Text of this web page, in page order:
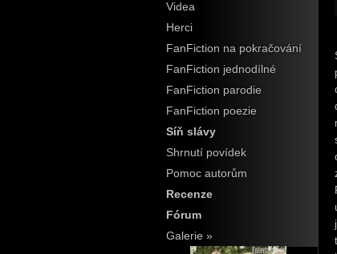
Videa
Herci
FanFiction na pokračování
FanFiction jednodílné
FanFiction parodie
FanFiction poezie
Síň slávy
Shrnutí povídek
Pomoc autorům
Recenze
Fórum
Galerie »